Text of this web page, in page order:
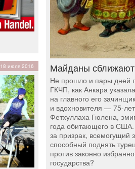
18 июля 2016 Майданы сближают
Не прошло и пары дней
ГКЧП, как Анкара
на главного его
и вдохновителя — 75-
Фетхуллаха Гюлена,
года обитающего в США.
за призрак, всемогущий
способный поднять
против законно
государства?